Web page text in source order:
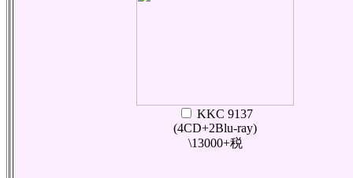
KKC 9137
(4CD+2Blu-ray)
\13000+税